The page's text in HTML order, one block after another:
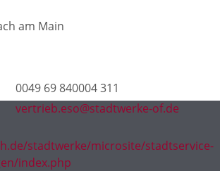
am Main
0049 69 840004 311
vertrieb.eso@stadtwerke-of.de
stadtwerke/microsite/stadtservice-
index.php